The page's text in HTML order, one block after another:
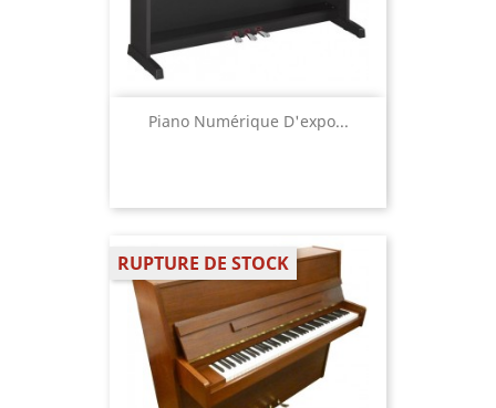
Piano Numérique D'expo...
RUPTURE DE STOCK